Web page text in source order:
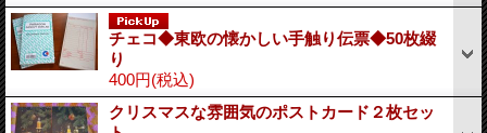
チェコ◆東欧の懐かしい手触り伝票◆50枚綴
り
400円(税込)
クリスマスな雰囲気のポストカード２枚セッ